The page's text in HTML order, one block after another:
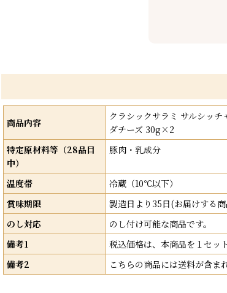
商品内容
クラシックサラミ サルシッ
ダチーズ 30g×2
特定原材料等（28品目
中）
豚肉・乳成分
温度帯
冷蔵（10℃以下）
賞味期限
製造日より35日(お届けする
のし対応
のし付け可能な商品です。
備考1
税込価格は、本商品を１セッ
備考2
こちらの商品には送料が含ま